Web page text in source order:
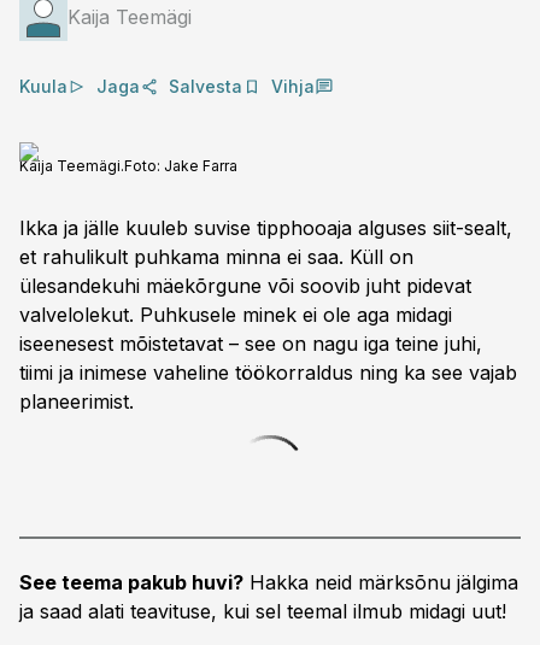
Kaija Teemägi
Kuula Jaga Salvesta Vihja
Kaija Teemägi.Foto: Jake Farra
Ikka ja jälle kuuleb suvise tipphooaja alguses siit-sealt,
et rahulikult puhkama minna ei saa. Küll on
ülesandekuhi mäekõrgune või soovib juht pidevat
valvelolekut. Puhkusele minek ei ole aga midagi
iseenesest mõistetavat – see on nagu iga teine juhi,
tiimi ja inimese vaheline töökorraldus ning ka see vajab
planeerimist.
See teema pakub huvi? Hakka neid märksõnu jälgima
ja saad alati teavituse, kui sel teemal ilmub midagi uut!